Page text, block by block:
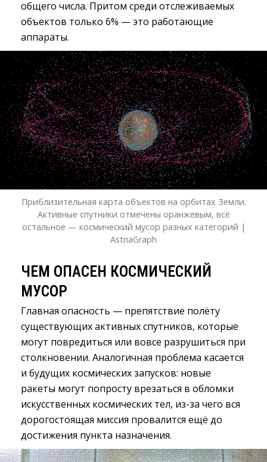
общего числа. Притом среди отслеживаемых
объектов только 6% — это работающие
аппараты.
Приблизительная карта объектов на орбитах Земли.
Активные спутники отмечены оранжевым, всё
остальное — космический мусор разных категорий |
AstriaGraph
ЧЕМ ОПАСЕН КОСМИЧЕСКИЙ
МУСОР
Главная опасность — препятствие полёту
существующих активных спутников, которые
могут повредиться или вовсе разрушиться при
столкновении. Аналогичная проблема касается
и будущих космических запусков: новые
ракеты могут попросту врезаться в обломки
искусственных космических тел, из-за чего вся
дорогостоящая миссия провалится ещё до
достижения пункта назначения.